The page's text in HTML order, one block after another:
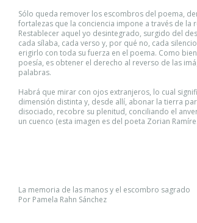
Sólo queda remover los escombros del poema,
fortalezas que la conciencia impone a través de la
Restablecer aquel yo desintegrado, surgido del
cada sílaba, cada verso y, por qué no, cada
erigirlo con toda su fuerza en el poema. Como
poesía, es obtener el derecho al reverso de las
palabras.
Habrá que mirar con ojos extranjeros, lo cual
dimensión distinta y, desde allí, abonar la tierra
disociado, recobre su plenitud, conciliando el
un cuenco (esta imagen es del poeta Zorian
La memoria de las manos y el escombro sagrado
Por Pamela Rahn Sánchez